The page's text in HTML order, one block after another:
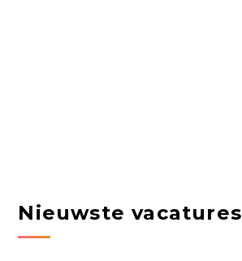
Nieuwste vacatures